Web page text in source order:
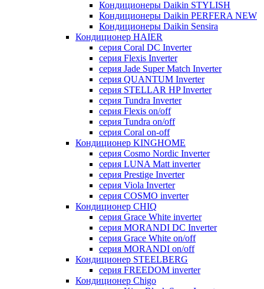
Кондиционеры Daikin STYLISH
Кондиционеры Daikin PERFERA NEW
Кондиционеры Daikin Sensira
Кондиционер HAIER
серия Coral DC Inverter
серия Flexis Inverter
серия Jade Super Match Inverter
серия QUANTUM Inverter
серия STELLAR HP Inverter
серия Tundra Inverter
серия Flexis on/off
серия Tundra on/off
серия Coral on-off
Кондиционер KINGHOME
серия Cosmo Nordic Inverter
серия LUNA Matt inverter
серия Prestige Inverter
серия Viola Inverter
серия COSMO inverter
Кондиционер CHIQ
серия Grace White inverter
серия MORANDI DC Inverter
серия Grace White on/off
серия MORANDI on/off
Кондиционер STEELBERG
серия FREEDOM inverter
Кондиционер Chigo